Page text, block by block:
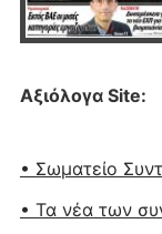
Αξιόλογα Site:
• Σωματείο
• Τα νέα των